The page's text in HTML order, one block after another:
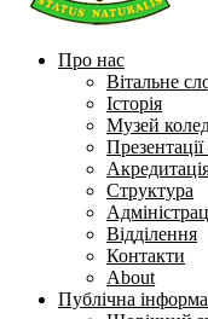
Про нас
Вітальне
Історія
Музей
Структура
Відділення
Контакти
About
Публічна